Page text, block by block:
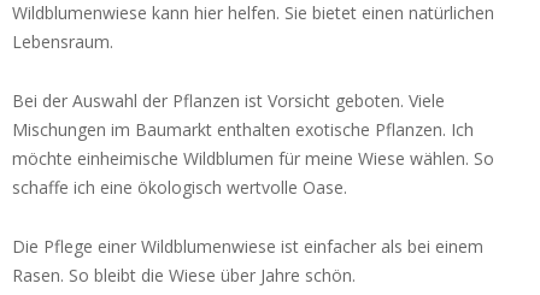
Wildblumenwiese kann hier helfen. Sie bietet einen natürlichen
Lebensraum.
Bei der Auswahl der Pflanzen ist Vorsicht geboten. Viele
Mischungen im Baumarkt enthalten exotische Pflanzen. Ich
möchte einheimische Wildblumen für meine Wiese wählen. So
schaffe ich eine ökologisch wertvolle Oase.
Die Pflege einer Wildblumenwiese ist einfacher als bei einem
Rasen. So bleibt die Wiese über Jahre schön.